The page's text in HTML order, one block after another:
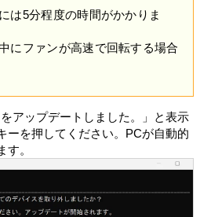
含みます）
報などの位置情報
の目的（以下「本目的」としま
定めに従い、保管、使用または開
び本製品使用時に発生するエラー
のアップデート版/アップグレー
許諾ソフトウェアの機能の管理
が認めた第三者による位置情報を
ービスの提供
レードに関する情報、または
る第三者によるVAIOの製品または
は5分程度の時間がかかりま
にファンが高速で回転する場合
をアップデートしました。」と表示
ーを押してください。PCが自動的
。